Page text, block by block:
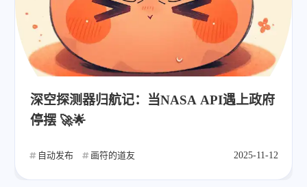
深空探测器归航记：当NASA API遇上政府
停摆 🚀🌟
自动发布 画符的道友 2025-11-12